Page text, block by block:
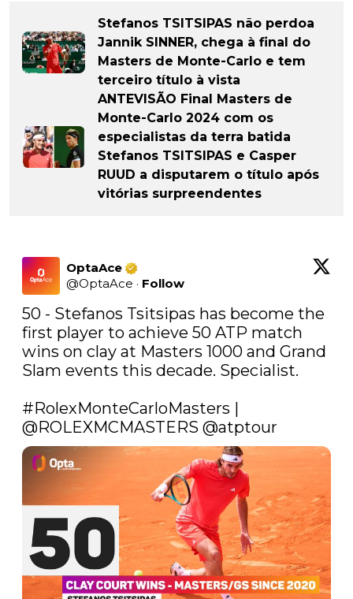
Stefanos TSITSIPAS não perdoa
Jannik SINNER, chega à final do
Masters de Monte-Carlo e tem
terceiro título à vista
ANTEVISÃO Final Masters de
Monte-Carlo 2024 com os
especialistas da terra batida
Stefanos TSITSIPAS e Casper
RUUD a disputarem o título após
vitórias surpreendentes
OptaAce
@OptaAce · Follow
50 - Stefanos Tsitsipas has become the
first player to achieve 50 ATP match
wins on clay at Masters 1000 and Grand
Slam events this decade. Specialist.
#RolexMonteCarloMasters
@ROLEXMCMASTERS @atptour